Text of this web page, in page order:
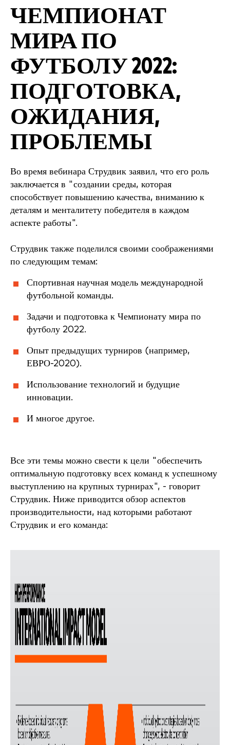
ЧЕМПИОНАТ
МИРА ПО
ФУТБОЛУ 2022:
ПОДГОТОВКА,
ОЖИДАНИЯ,
ПРОБЛЕМЫ
Во время вебинара Струдвик заявил, что его роль
заключается в "создании среды, которая
способствует повышению качества, вниманию к
деталям и менталитету победителя в каждом
аспекте работы".
Струдвик также поделился своими соображениями
по следующим темам:
Спортивная научная модель международной
футбольной команды.
Задачи и подготовка к Чемпионату мира по
футболу 2022.
Опыт предыдущих турниров (например,
ЕВРО-2020).
Использование технологий и будущие
инновации.
И многое другое.
Все эти темы можно свести к цели "обеспечить
оптимальную подготовку всех команд к успешному
выступлению на крупных турнирах", - говорит
Струдвик. Ниже приводится обзор аспектов
производительности, над которыми работают
Струдвик и его команда: